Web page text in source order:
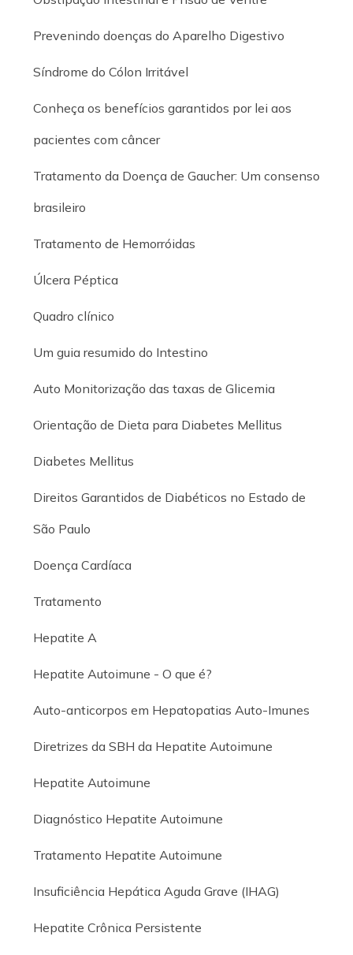
Prevenindo doenças do Aparelho Digestivo
Síndrome do Cólon Irritável
Conheça os benefícios garantidos por lei aos
pacientes com câncer
Tratamento da Doença de Gaucher: Um consenso
brasileiro
Tratamento de Hemorróidas
Úlcera Péptica
Quadro clínico
Um guia resumido do Intestino
Auto Monitorização das taxas de Glicemia
Orientação de Dieta para Diabetes Mellitus
Diabetes Mellitus
Direitos Garantidos de Diabéticos no Estado de
São Paulo
Doença Cardíaca
Tratamento
Hepatite A
Hepatite Autoimune - O que é?
Auto-anticorpos em Hepatopatias Auto-Imunes
Diretrizes da SBH da Hepatite Autoimune
Hepatite Autoimune
Diagnóstico Hepatite Autoimune
Tratamento Hepatite Autoimune
Insuficiência Hepática Aguda Grave (IHAG)
Hepatite Crônica Persistente